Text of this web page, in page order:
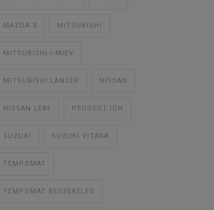
MAZDA 3 MITSUBISHI
MITSUBISHI I-MIEV
MITSUBISHI LANCER NISSAN
NISSAN LEAF PEUGEOT ION
SUZUKI SUZUKI VITARA
TEMPOMAT
TEMPOMAT BESZERELÉS